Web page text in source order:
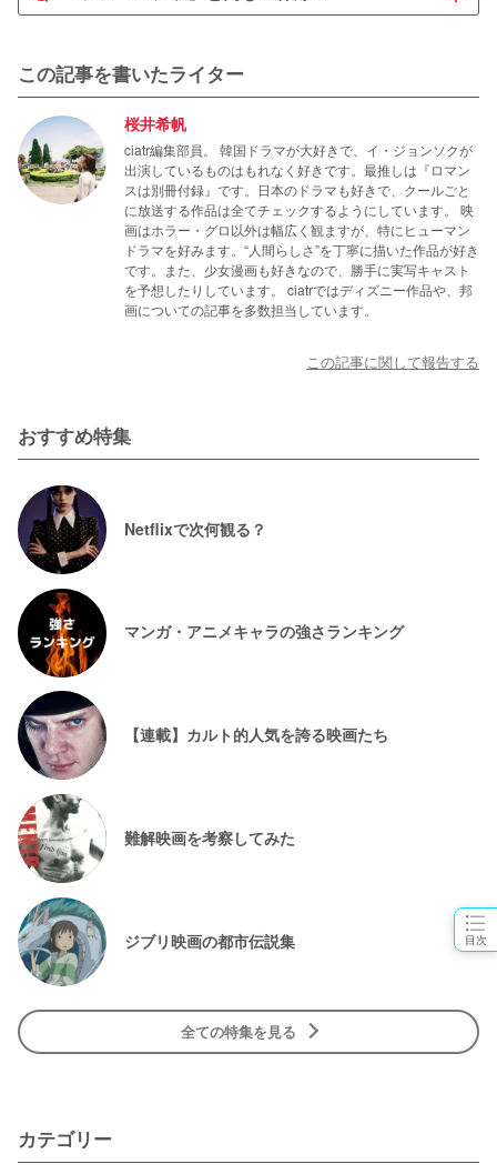
目次
きからも高い評価を受けました。しかしその一方で、作品
例えば原作を意識しすぎているためにストーリーの新しさ
や深さに欠けるという指摘も。また女性キャラクターの使
い方についても、時代錯誤だという批判が上がっていまし
た。
好みによる部分も大きいため、ぜひ自分の目で観て判断し
てくださいね。
が多数登場するため、ファンたちの間では同じ世界線なの
ではないかと考察されています。
作中では2作品の明らかな繋がりは語られていないもの
の、「マルチバース」で繋がっていることは十分に考えら
れます。
今後『シン・仮面ライダー』の公開も控えているので、注
視しておきましょう。
この記事を書いたライター
桜井希帆
ciatr編集部員。 韓国ドラマが大好きで、イ・ジョンソクが
出演しているものはもれなく好きです。最推しは『ロマン
スは別冊付録』です。日本のドラマも好きで、クールごと
に放送する作品は全てチェックするようにしています。 映
画はホラー・グロ以外は幅広く観ますが、特にヒューマン
ドラマを好みます。“人間らしさ”を丁寧に描いた作品が好き
です。また、少女漫画も好きなので、勝手に実写キャスト
を予想したりしています。 ciatrではディズニー作品や、邦
画についての記事を多数担当しています。
この記事に関して報告する
おすすめ特集
Netflixで次何観る？
マンガ・アニメキャラの強さランキング
【連載】カルト的人気を誇る映画たち
難解映画を考察してみた
ジブリ映画の都市伝説集
全ての特集を見る
カテゴリー